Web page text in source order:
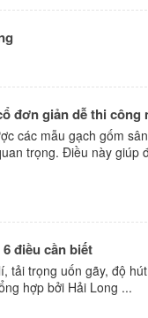
đơn giản dễ thi công
các mẫu gạch gốm
trọng. Điều này giúp
điều cần biết
tải trọng uốn gãy, độ
hợp bởi Hải Long ...